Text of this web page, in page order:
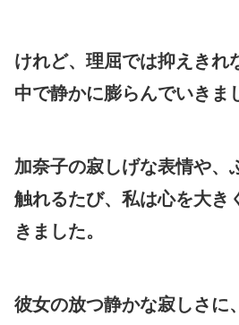
けれど、理屈では抑えきれ
中で静かに膨らんでいきま
加奈子の寂しげな表情や、
触れるたび、私は心を大き
きました。
彼女の放つ静かな寂しさに